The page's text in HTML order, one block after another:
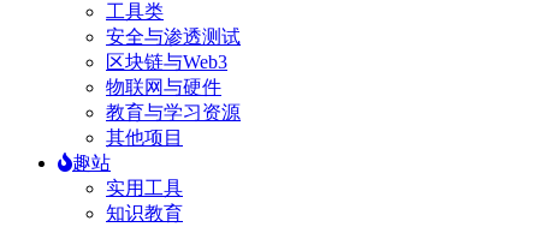
工具类
安全与渗透测试
区块链与Web3
物联网与硬件
教育与学习资源
其他项目
趣站
实用工具
知识教育